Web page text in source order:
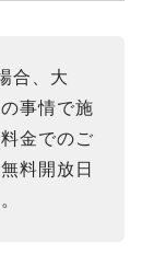
合、大
事情で施
金でのご
料開放日